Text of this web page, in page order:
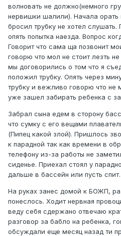
волновать не должно(немного
нервишки шалили). Начала орать
бросил трубку не хотел
опять попытка наезда. Вопрос
Говорит что сама ща позвонит
говорю что мол не стоит лезть
мы договорились о том что я
положил трубку. Опять через
трубку и вежливо говорю что не
уже зашел забирать ребенка с
Забрал сына едем в сторону
что сумку с его вещами
(Пипец какой злой). Пришлось
к парадной так как времени в
телефону из-за работы не
сиденье. Приехал стоял у
дальше в бассейн или пусть
На руках занес домой к БОЖП,
понеслось. Ходит нервная
веду себя сдержано отвечаю
разговор за бабло на ребенка,
обсуждали еще месяц назад ти